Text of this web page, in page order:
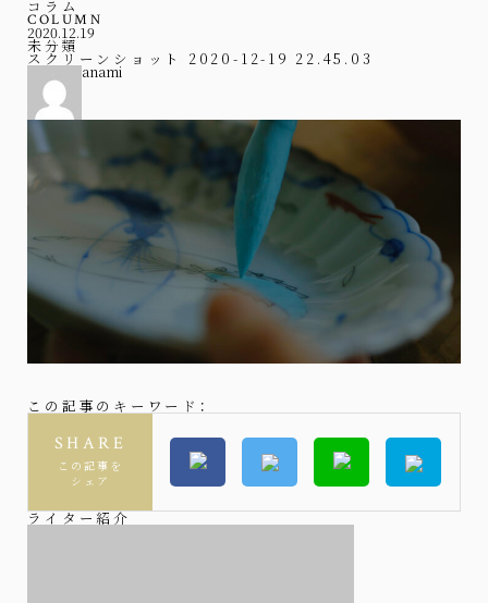
コラム
COLUMN
2020.12.19
未分類
スクリーンショット 2020-12-19 22.45.03
anami
この記事のキーワード：
SHARE
この記事を
シェア
ライター紹介